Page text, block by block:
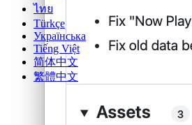
ไทย
Türkçe
Українська
Tiếng Việt
简体中文
繁體中文